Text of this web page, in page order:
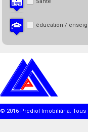
éducation /
© 2016 Prediol Imobiliária. Tous